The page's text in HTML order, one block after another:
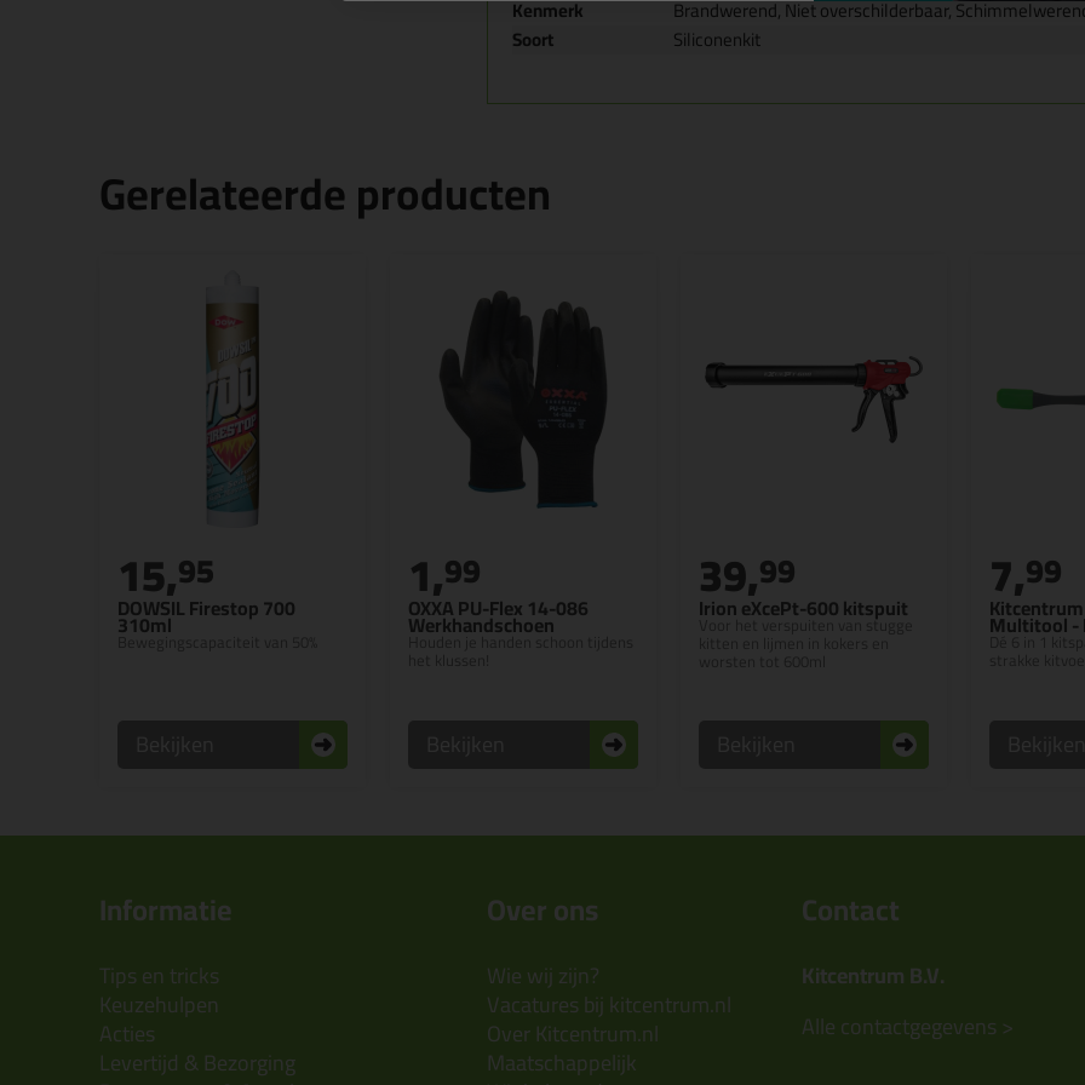
Kenmerk
Brandwerend, Niet overschilderbaar,
Soort
Siliconenkit
Gerelateerde producten
DOWSIL Firestop 700
310ml
Bewegingscapaciteit van 50%
15,95
OXXA PU-Flex 14-086
Werkhandschoen
Houden je handen schoon tijdens
1,99
Irion eXcePt-600 kitspuit
Voor het verspuiten van stugge
39,99
Multitool -
Dé 6 in 1
7,99
Informatie
Tips en tricks
Keuzehulpen
Acties
Levertijd & Bezorging
Over ons
Wie wij zijn?
Vacatures bij kitcentrum.nl
Over Kitcentrum.nl
Maatschappelijk
Contact
Kitcentrum B.V.
Alle contactgegevens >